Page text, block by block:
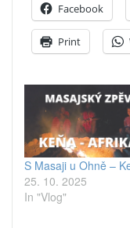
Facebook
Print
S Masaji u Ohně –
25. 10. 2025
In "Vlog"